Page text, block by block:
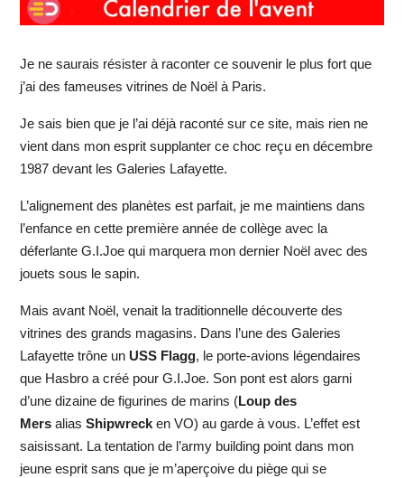
Je ne saurais résister à raconter ce souvenir le plus fort que
j’ai des fameuses vitrines de Noël à Paris.
Je sais bien que je l’ai déjà raconté sur ce site, mais rien ne
vient dans mon esprit supplanter ce choc reçu en décembre
1987 devant les Galeries Lafayette.
L’alignement des planètes est parfait, je me maintiens dans
l’enfance en cette première année de collège avec la
déferlante G.I.Joe qui marquera mon dernier Noël avec des
jouets sous le sapin.
Mais avant Noël, venait la traditionnelle découverte des
vitrines des grands magasins. Dans l’une des Galeries
Lafayette trône un USS Flagg, le porte-avions légendaires
que Hasbro a créé pour G.I.Joe. Son pont est alors garni
d’une dizaine de figurines de marins (Loup des
Mersalias Shipwrecken VO) au garde à vous. L’effet est
saisissant. La tentation de l’army building point dans mon
jeune esprit sans que je m’aperçoive du piège qui se